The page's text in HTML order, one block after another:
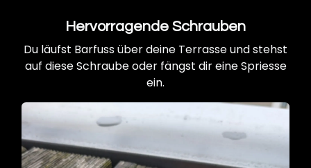
Hervorragende Schrauben
Du läufst Barfuss über deine Terrasse und stehst
auf diese Schraube oder fängst dir eine Spriesse
ein.